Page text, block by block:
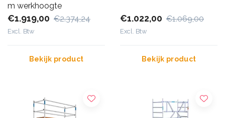
m werkhoogte
€1.919,00 €2.374,24
Excl. Btw
Bekijk product
€1.022,00 €1.069,00
Excl. Btw
Bekijk product